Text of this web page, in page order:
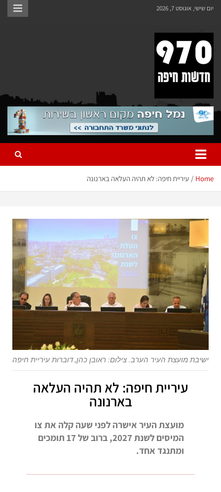
יום שישי, אוגוסט 7, 2026
970 חדשות חיפה
970 חדשות חיפה
Home עיריית חיפה: לא תהיה העלאה בארנונה
ישיבת מועצת העיר הערב. צילום: ראובן כהן, דוברות עיריית חיפה
עיריית חיפה: לא תהיה העלאה
בארנונה
מועצת העיר אישרה לפני שעה קלה את צו
המיסים לשנת 2027, ברוב של 17 תומכים
ומתנגד אחד.